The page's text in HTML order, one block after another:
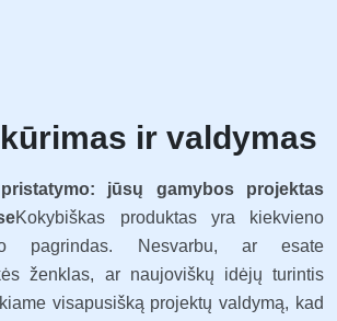
ir valdymas
jūsų gamybos projektas
Kokybiškas produktas yra kiekvieno
pagrindas. Nesvarbu, ar esate
ženklas, ar naujoviškų idėjų turintis
visapusišką projektų valdymą, kad